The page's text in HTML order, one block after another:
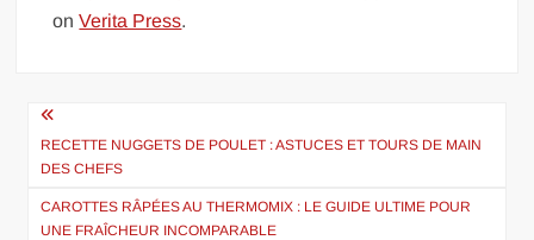
onVerita Press.
Navigation
de
l’article
RECETTE NUGGETS DE POULET : ASTUCES ET TOURS DE MAIN
DES CHEFS
CAROTTES RÂPÉES AU THERMOMIX : LE GUIDE ULTIME POUR
UNE FRAÎCHEUR INCOMPARABLE